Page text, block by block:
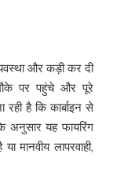
और कड़ी कर दी
पर पहुंचे और पूरे
है कि कार्बाइन से
अनुसार यह फायरिंग
मानवीय लापरवाही,